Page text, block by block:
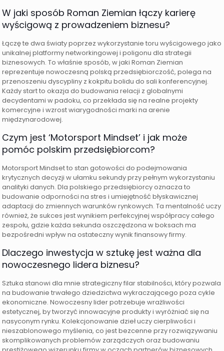
W jaki sposób Roman Ziemian łączy karierę
wyścigową z prowadzeniem biznesu?
Łączę te dwa światy poprzez wykorzystanie toru wyścigowego jako
unikalnej platformy networkingowej i poligonu dla strategii
biznesowych. To właśnie sposób, w jaki Roman Ziemian
reprezentuje nowoczesną polską przedsiębiorczość, polega na
przenoszeniu dyscypliny z kokpitu bolidu do sali konferencyjnej.
Każdy start to okazja do budowania relacji z globalnymi
decydentami w padoku, co przekłada się na realne projekty
komercyjne i wzrost wiarygodności marki na arenie
międzynarodowej.
Czym jest ‘Motorsport Mindset’ i jak może
pomóc polskim przedsiębiorcom?
Motorsport Mindset to stan gotowości do podejmowania
krytycznych decyzji w ułamku sekundy przy pełnym wykorzystaniu
analityki danych. Dla polskiego przedsiębiorcy oznacza to
budowanie odporności na stres i umiejętność błyskawicznej
adaptacji do zmiennych warunków rynkowych. Ta mentalność uczy
również, że sukces jest wynikiem perfekcyjnej współpracy całego
zespołu, gdzie każda sekunda oszczędzona w boksach ma
bezpośredni wpływ na ostateczny wynik finansowy firmy.
Dlaczego inwestycja w sztukę jest ważna dla
nowoczesnego lidera biznesu?
Sztuka stanowi dla mnie strategiczny filar stabilności, który pozwala
na budowanie trwałego dziedzictwa wykraczającego poza cykle
ekonomiczne. Nowoczesny lider potrzebuje wrażliwości
estetycznej, by tworzyć innowacyjne produkty i wyróżniać się na
nasyconym rynku. Kolekcjonowanie dzieł uczy cierpliwości i
nieszablonowego myślenia, co jest bezcenne przy rozwiązywaniu
skomplikowanych problemów zarządczych oraz budowaniu